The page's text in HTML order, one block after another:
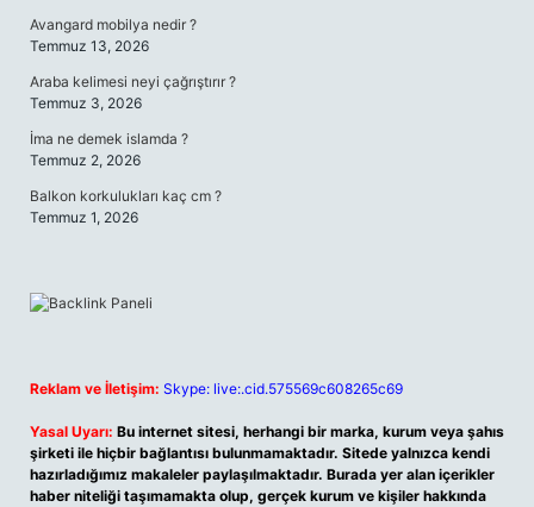
Avangard mobilya nedir ?
Temmuz 13, 2026
Araba kelimesi neyi çağrıştırır ?
Temmuz 3, 2026
İma ne demek islamda ?
Temmuz 2, 2026
Balkon korkulukları kaç cm ?
Temmuz 1, 2026
Reklam ve İletişim: Skype: live:.cid.575569c608265c69
Yasal Uyarı: Bu internet sitesi, herhangi bir marka, kurum veya şahıs
şirketi ile hiçbir bağlantısı bulunmamaktadır. Sitede yalnızca kendi
hazırladığımız makaleler paylaşılmaktadır. Burada yer alan içerikler
haber niteliği taşımamakta olup, gerçek kurum ve kişiler hakkında